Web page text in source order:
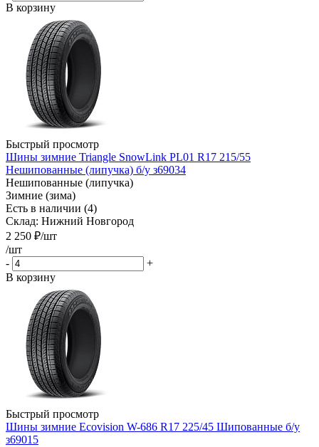
В корзину
Быстрый просмотр
Шины зимние Triangle SnowLink PL01 R17 215/55
Нешипованные (липучка) б/у з69034
Нешипованные (липучка)
Зимние (зима)
Есть в наличии (4)
Склад: Нижний Новгород
2 250 ₽/шт
/шт
-
+
В корзину
Быстрый просмотр
Шины зимние Ecovision W-686 R17 225/45 Шипованные б/у
з69015